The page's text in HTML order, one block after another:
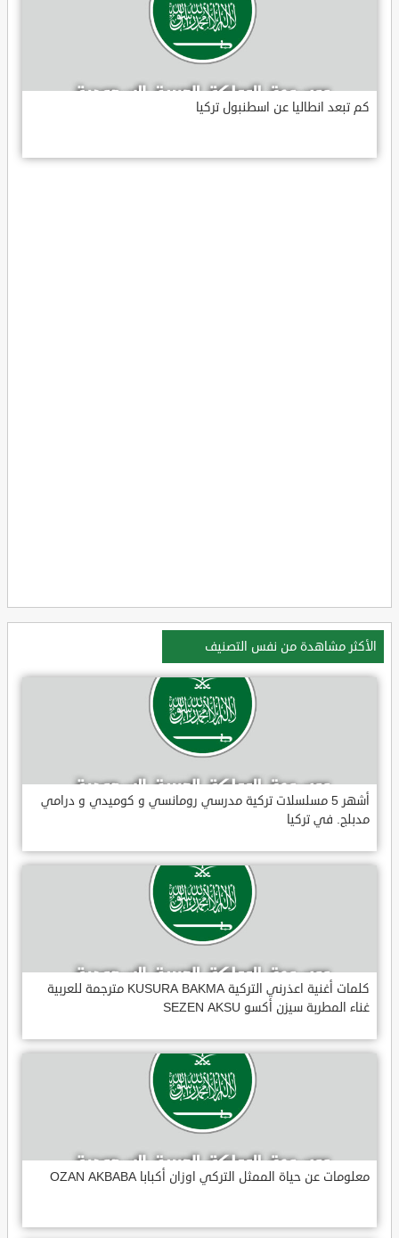
كم تبعد انطاليا عن اسطنبول تركيا
الأكثر مشاهدة من نفس التصنيف
أشهر 5 مسلسلات تركية مدرسي رومانسي و كوميدي و درامي
مدبلج. في تركيا
كلمات أغنية اعذرني التركية KUSURA BAKMA مترجمة للعربية
غناء المطربة سيزن أكسو SEZEN AKSU
معلومات عن حياة الممثل التركي اوزان أكبابا OZAN AKBABA